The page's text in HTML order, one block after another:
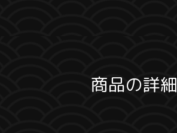
商品の詳細